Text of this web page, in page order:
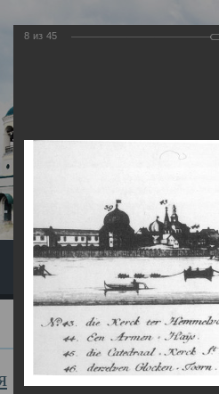
Экскурсия
Главная
8 из 45